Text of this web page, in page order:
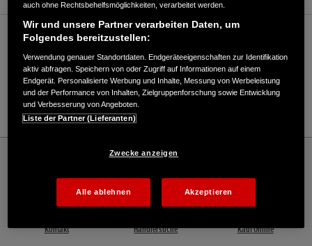
Verkauf / Kundendienst
0851/96629970
E-Mail
Offizielle Website | The Power of Dreams
Kontakt Händlersuche Kauf Online
auch ohne Rechtsbehelfsmöglichkeiten, verarbeitet werden.
Wir und unsere Partner verarbeiten Daten, um
Folgendes bereitzustellen:
Verwendung genauer Standortdaten. Endgeräteeigenschaften zur Identifikation
aktiv abfragen. Speichern von oder Zugriff auf Informationen auf einem
Endgerät. Personalisierte Werbung und Inhalte, Messung von Werbeleistung
und der Performance von Inhalten, Zielgruppenforschung sowie Entwicklung
und Verbesserung von Angeboten.
Liste der Partner (Lieferanten)
Zwecke anzeigen
Alle ablehnen Akzeptieren